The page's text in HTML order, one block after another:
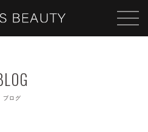
ブログ